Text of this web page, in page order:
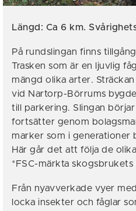
Längd: Ca 6 km.
På rundslingan finns
Trasken som är en ljuvlig
mängd olika arter.
vid Nartorp-Börrums
till parkering. Slingan börjar
fortsätter genom
marker som i generationer
Här går det att följa de
*FSC-märkta skogsbrukets
Från nyavverkade vyer
locka insekter och fåglar